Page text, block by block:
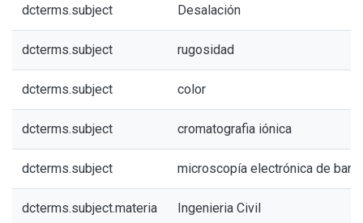
dcterms.subject Desalación
dcterms.subject rugosidad
dcterms.subject color
dcterms.subject cromatografia iónica
dcterms.subject microscopía electrónica de
dcterms.subject.materia Ingenieria Civil